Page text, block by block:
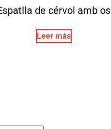
de cérvol amb os
Leer más